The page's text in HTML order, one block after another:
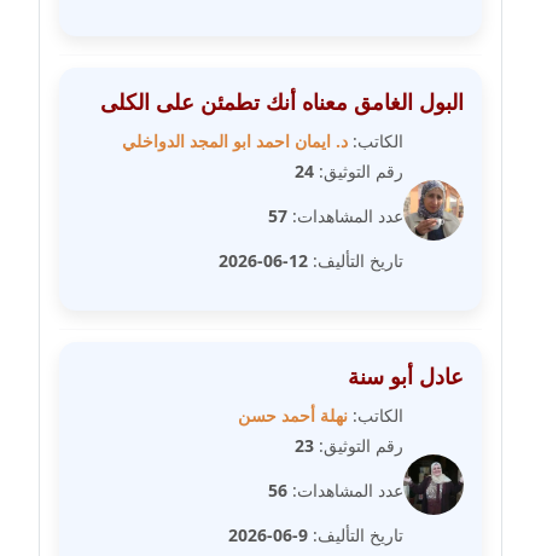
مدونة علا الأزوك
مدونة علاء سرحان
عاملة
مدونة علي الفشني
مدونة عماد مصباح
عاملة
البول الغامق معناه أنك تطمئن على الكلى
الكاتب: د. ايمان احمد ابو المجد الدواخلي
رقم التوثيق: 24
عدد المشاهدات: 57
تاريخ التأليف: 12-06-2026
عادل أبو سنة
الكاتب: نهلة أحمد حسن
رقم التوثيق: 23
عدد المشاهدات: 56
تاريخ التأليف: 9-06-2026